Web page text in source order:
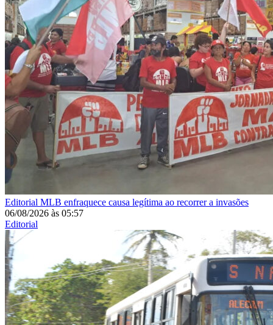
Editorial MLB enfraquece causa legítima ao recorrer a invasões
06/08/2026 às 05:57
Editorial